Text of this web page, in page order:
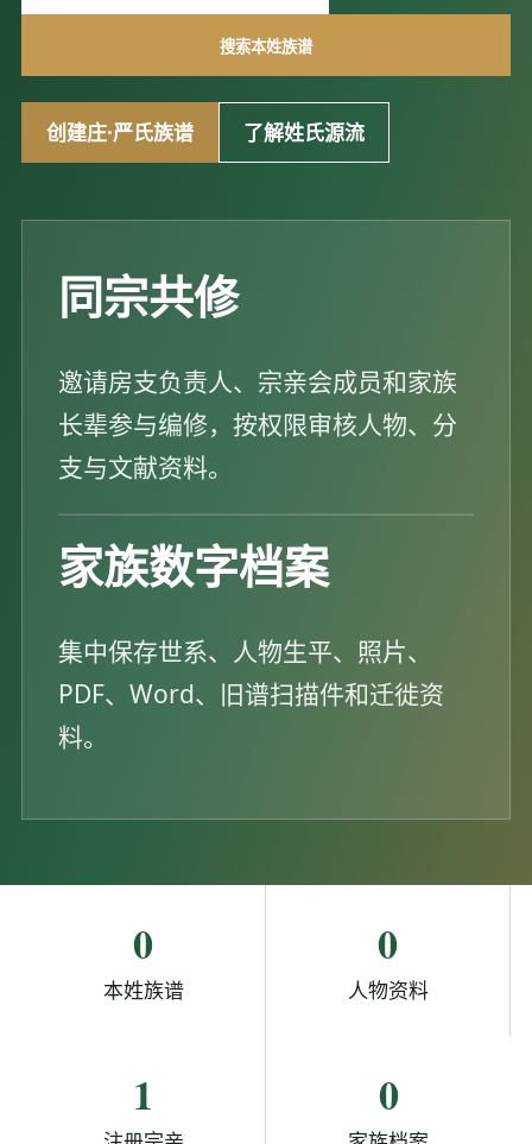
搜索本姓族谱
创建庄·严氏族谱 了解姓氏源流
同宗共修
邀请房支负责人、宗亲会成员和家族
长辈参与编修，按权限审核人物、分
支与文献资料。
家族数字档案
集中保存世系、人物生平、照片、
PDF、Word、旧谱扫描件和迁徙资
料。
0
本姓族谱
0
人物资料
1 0